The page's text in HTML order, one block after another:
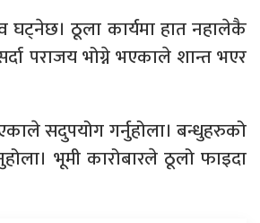
घट्नेछ। ठूला कार्यमा हात नहालेकै
पराजय भोग्ने भएकाले शान्त भएर
सदुपयोग गर्नुहोला। बन्धुहरुको
भूमी कारोबारले ठूलो फाइदा